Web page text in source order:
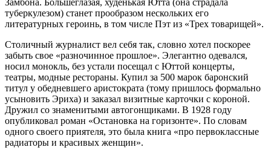
туберкулезом) станет прообразом нескольких его
литературных героинь, в том числе Пэт из «Трех товарищей».
Столичный журналист вел себя так, словно хотел поскорее
забыть свое «разночинное прошлое». Элегантно одевался,
носил монокль, без устали посещал с Юттой концерты,
театры, модные рестораны. Купил за 500 марок баронский
титул у обедневшего аристократа (тому пришлось формально
усыновить Эриха) и заказал визитные карточки с короной.
Дружил со знаменитыми автогонщиками. В 1928 году
опубликовал роман «Остановка на горизонте». По словам
одного своего приятеля, это была книга «про первоклассные
радиаторы и красивых женщин».